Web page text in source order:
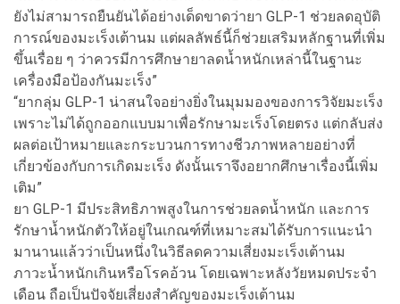
ยังไม่สามารถยืนยันได้อย่างเด็ดขาดว่ายา GLP-1 ช่วยลดอุบัติ
การณ์ของมะเร็งเต้านม แต่ผลลัพธ์นี้ก็ช่วยเสริมหลักฐานที่เพิ่ม
ขึ้นเรื่อย ๆ ว่าควรมีการศึกษายาลดน้ำหนักเหล่านี้ในฐานะ
เครื่องมือป้องกันมะเร็ง”
“ยากลุ่ม GLP-1 น่าสนใจอย่างยิ่งในมุมมองของการวิจัยมะเร็ง
เพราะไม่ได้ถูกออกแบบมาเพื่อรักษามะเร็งโดยตรง แต่กลับส่ง
ผลต่อเป้าหมายและกระบวนการทางชีวภาพหลายอย่างที่
เกี่ยวข้องกับการเกิดมะเร็ง ดังนั้นเราจึงอยากศึกษาเรื่องนี้เพิ่ม
เติม”
ยา GLP-1 มีประสิทธิภาพสูงในการช่วยลดน้ำหนัก และการ
รักษาน้ำหนักตัวให้อยู่ในเกณฑ์ที่เหมาะสมได้รับการแนะนำ
มานานแล้วว่าเป็นหนึ่งในวิธีลดความเสี่ยงมะเร็งเต้านม
ภาวะน้ำหนักเกินหรือโรคอ้วน โดยเฉพาะหลังวัยหมดประจำ
เดือน ถือเป็นปัจจัยเสี่ยงสำคัญของมะเร็งเต้านม